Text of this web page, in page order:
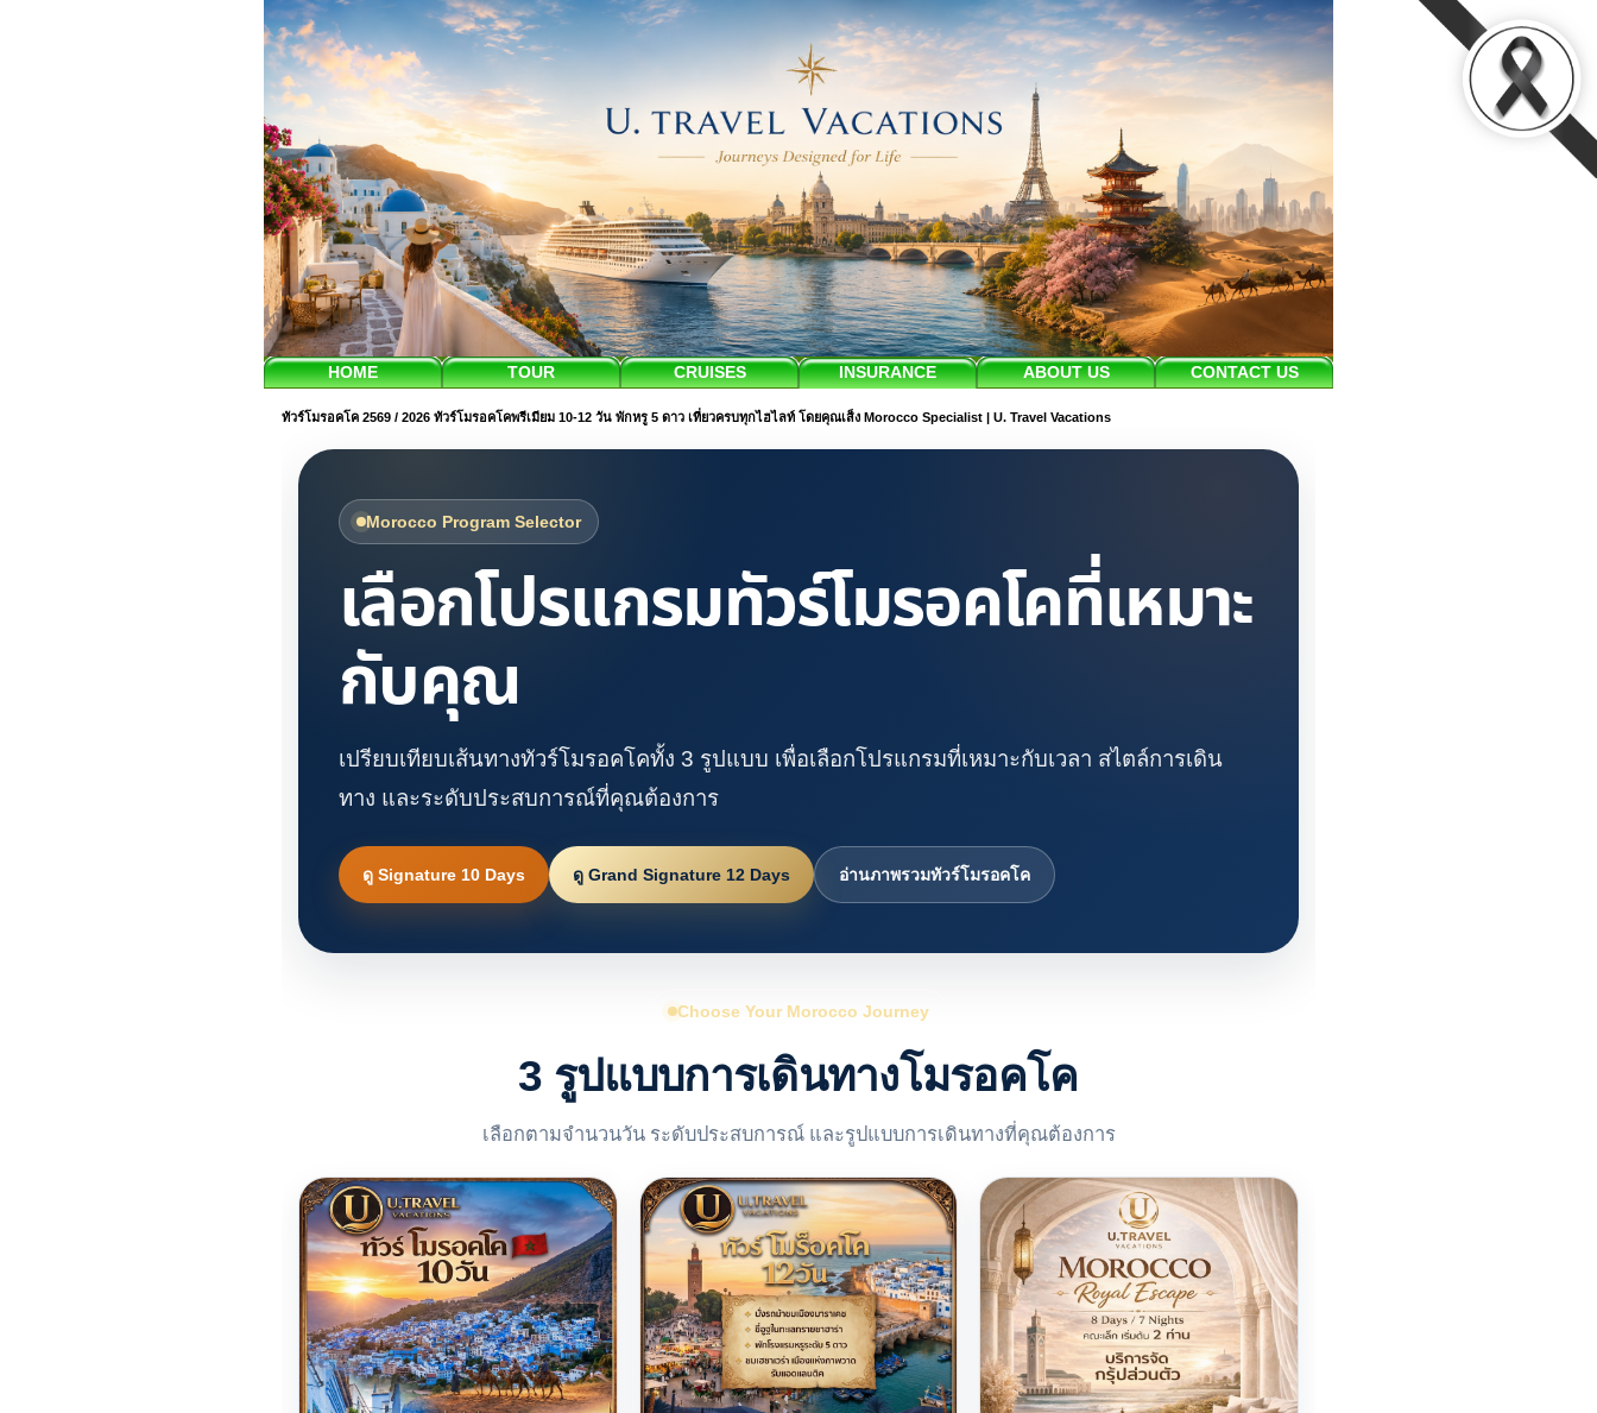
HOME TOUR CRUISES INSURANCE ABOUT US CONTACT US
ทัวร์โมรอคโค 2569 / 2026 ทัวร์โมรอคโคพรีเมียม 10-12 วัน พักหรู 5 ดาว เที่ยวครบทุกไฮไลท์ โดยคุณเส็ง Morocco Specialist | U. Travel Vacations
Morocco Program Selector
เลือกโปรแกรมทัวร์โมรอคโคที่เหมาะ
กับคุณ
เปรียบเทียบเส้นทางทัวร์โมรอคโคทั้ง 3 รูปแบบ เพื่อเลือกโปรแกรมที่เหมาะกับเวลา สไตล์การเดิน
ทาง และระดับประสบการณ์ที่คุณต้องการ
ดู Signature 10 Days ดู Grand Signature 12 Days อ่านภาพรวมทัวร์โมรอคโค
Choose Your Morocco Journey
3 รูปแบบการเดินทางโมรอคโค
เลือกตามจำนวนวัน ระดับประสบการณ์ และรูปแบบการเดินทางที่คุณต้องการ